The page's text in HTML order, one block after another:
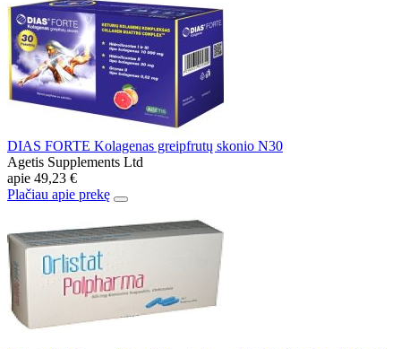
DIAS FORTE Kolagenas greipfrutų skonio N30
Agetis Supplements Ltd
apie 49,23 €
Plačiau apie prekę